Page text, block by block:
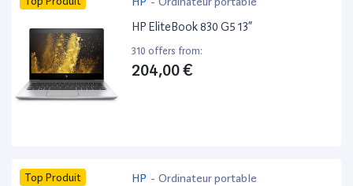
HP EliteBook 830 G5 13”
310 offers from:
204,00 €
Top Produit HP - Ordinateur portable